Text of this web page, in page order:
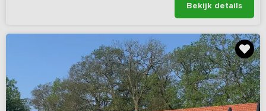
Bekijk details